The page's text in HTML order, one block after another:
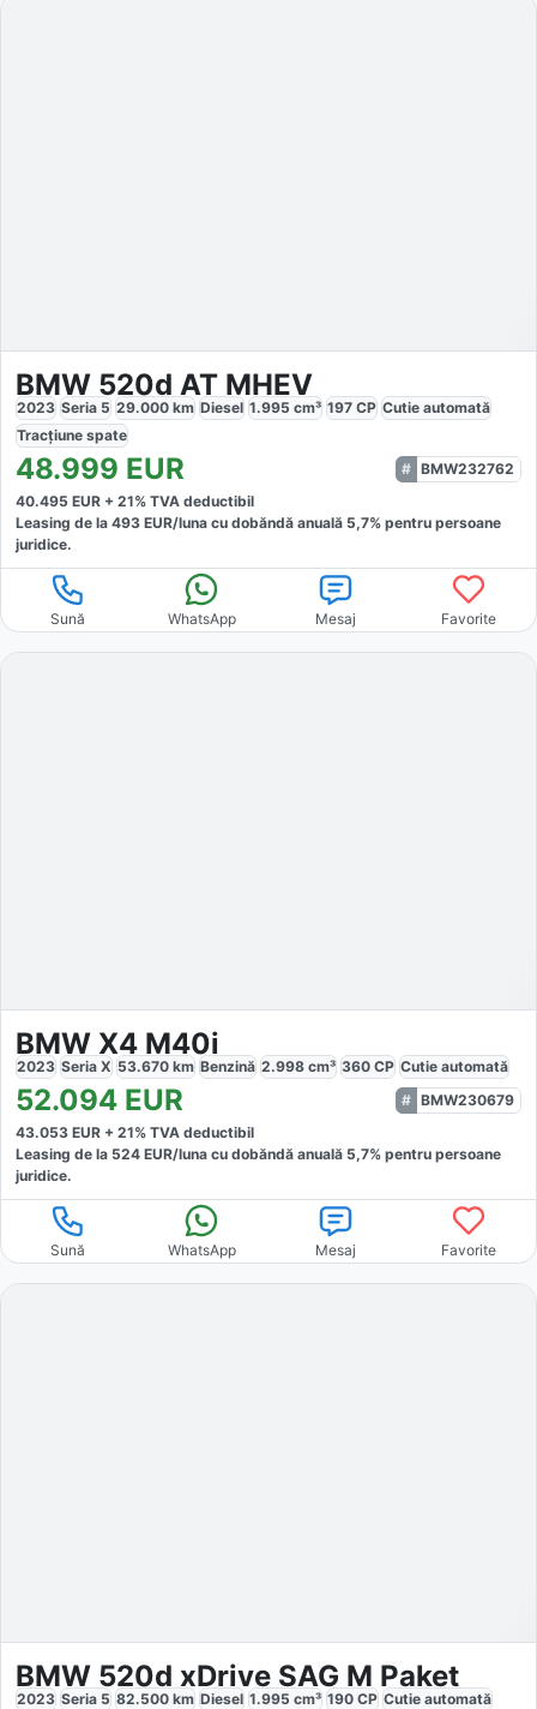
BMW 520d AT MHEV
2023 Seria 5 29.000 km Diesel 1.995 cm³ 197 CP Cutie automată
Tracțiune spate
48.999 EUR
BMW232762
40.495 EUR + 21% TVA deductibil
Leasing de la 493 EUR/luna cu dobăndă anuală 5,7% pentru persoane
juridice.
Sună WhatsApp Mesaj Favorite
BMW X4 M40i
2023 Seria X 53.670 km Benzină 2.998 cm³ 360 CP Cutie automată
52.094 EUR
BMW230679
43.053 EUR + 21% TVA deductibil
Leasing de la 524 EUR/luna cu dobăndă anuală 5,7% pentru persoane
juridice.
Sună WhatsApp Mesaj Favorite
BMW 520d xDrive SAG M Paket
2023 Seria 5 82.500 km Diesel 1.995 cm³ 190 CP Cutie automată